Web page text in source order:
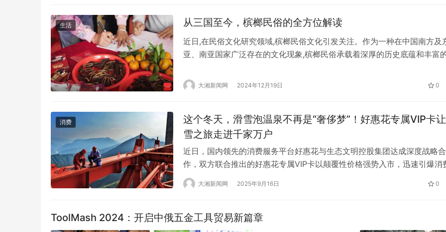
生活 从三国至今，槟榔民俗的全方位解读
近日,在民俗文化研究领域,槟榔民俗文化引发关注。作为一种在中国南方及
亚、南亚国家广泛存在的文化现象,槟榔民俗承载着深厚的历史底蕴和丰富
在《南州八郡志》中就记载:“槟榔,大如枣,色青,似莲子。彼人以为贵异,婚族
大湘新闻网 2024年12月19日 0
消费
这个冬天，滑雪泡温泉不再是“奢侈梦”！好惠花专属VIP卡
雪之旅走进千家万户
近日，国内领先的消费服务平台好惠花与生态文明控股集团达成深度战略合
作，双方联合推出的好惠花专属VIP卡以颠覆性价格强势入市，迅速引爆消
潮。这款高性价比产品彻底打破了冰雪消费高门槛的传统认知，成为今冬旅
市场现象级爆款。 该联名冰雪卡深度融合生态文明控股集团旗下多家顶级
雪体验（覆盖初高…
大湘新闻网 2025年9月16日 0
ToolMash 2024：开启中俄五金工具贸易新篇章